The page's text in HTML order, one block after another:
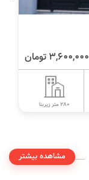
3,600,000 تومان
280 متر زیربنا
مشاهده بیشتر